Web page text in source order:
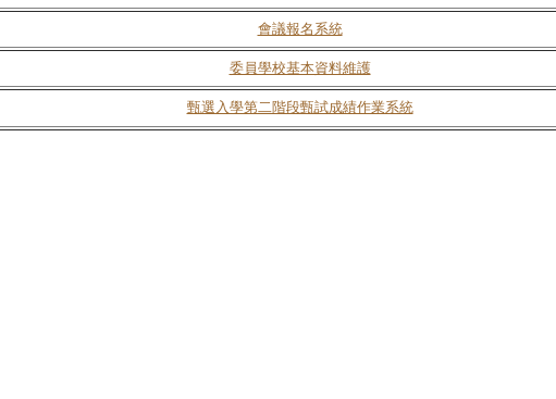
會議報名系統
委員學校基本資料維護
甄選入學第二階段甄試成績作業系統